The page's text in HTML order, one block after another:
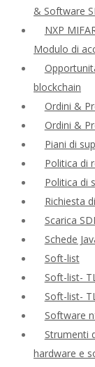
& Software
NXP
Modulo di
blockchain
Ordini &
Ordini &
Piani di
Politica di
Politica di
Richiesta
Scarica
Schede
Soft-list
Soft-list-
Soft-list-
Software
Strumenti
hardware e